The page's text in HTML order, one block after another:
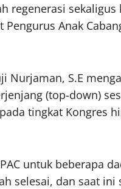
regenerasi sekaligus
Anak
Nurjaman, S.E
(top-down)
tingkat Kongres
untuk beberapa
selesai, dan saat ini